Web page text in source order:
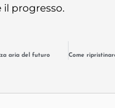
progresso.
aria del futuro